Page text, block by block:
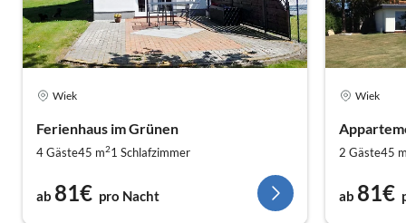
Wiek
Ferienhaus im Grünen
4 Gäste45 m21 Schlafzimmer
ab 81€ pro Nacht
Wiek
2 Gäste45
ab 81€